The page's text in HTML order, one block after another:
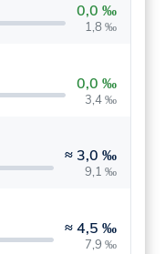
0,0 ‰
1,8 ‰
0,0 ‰
3,4 ‰
≈ 3,0 ‰
9,1 ‰
≈4,5 ‰
7,9 ‰